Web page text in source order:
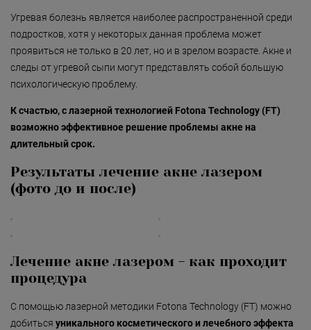
Угревая болезнь является наиболее распространенной среди
подростков, хотя у некоторых данная проблема может
проявиться не только в 20 лет, но и в зрелом возрасте. Акне и
следы от угревой сыпи могут представлять собой большую
психологическую проблему.
К счастью, с лазерной технологией Fotona Technology (FT)
возможно эффективное решение проблемы акне на
длительный срок.
Результаты лечение акне лазером
(фото до и после)
Лечение акне лазером - как проходит
процедура
С помощью лазерной методики Fotona Technology (FT) можно
добиться уникального косметического и лечебного эффекта
«Detoxygene»
«Beauty-ассорти»
«Леди Совершенство»
«Коруги»
«Секрет Красоты»
«Гармония»
«Only for Men»
«Mirific»
«Здоровая спина»
«Гранатовая
Безмятежность»
Омоложение:
предупреждение
Пигментные пятна
Сосудистые
лице (купероз,
глазами